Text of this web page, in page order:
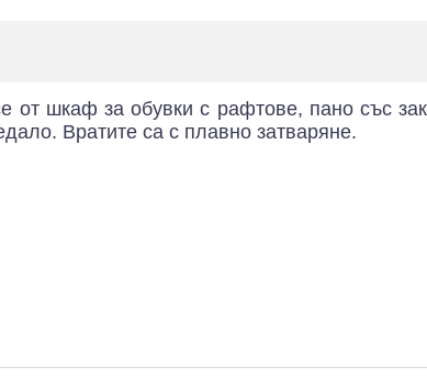
шкаф за обувки с рафтове, пано със
Вратите са с плавно затваряне.